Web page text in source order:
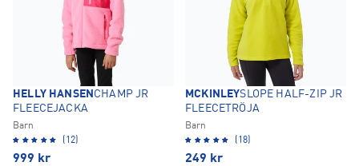
HELLY HANSEN CHAMP JR
FLEECEJACKA
Barn
(12)
999 kr
MCKINLEYSLOPE HALF-ZIP JR
FLEECETRÖJA
Barn
(18)
249 kr